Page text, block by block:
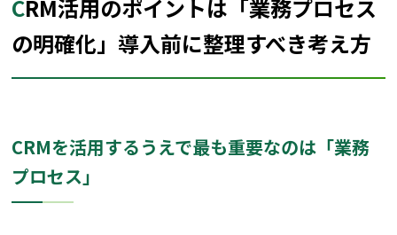
CRM活用のポイントは「業務プロセス
の明確化」導入前に整理すべき考え方
CRMを活用するうえで最も重要なのは「業務
プロセス」